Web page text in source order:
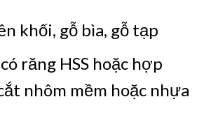
khối, gỗ bìa, gỗ tạp
răng HSS hoặc hợp
nhôm mềm hoặc nhựa